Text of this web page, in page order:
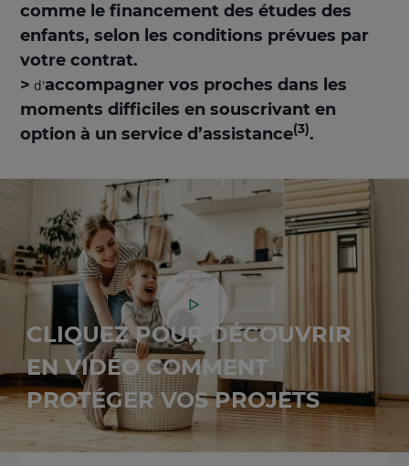
comme le financement des études des
enfants, selon les conditions prévues par
votre contrat.
> d'accompagner vos proches dans les
moments difficiles en souscrivant en
option à un service d’assistance(3).
CLIQUEZ POUR DÉCOUVRIR
EN VIDÉO COMMENT
PROTÉGER VOS PROJETS